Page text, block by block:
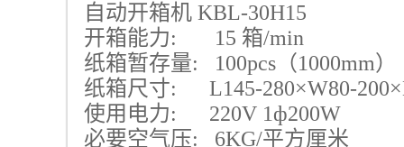
自动开箱机 KBL-30H15
开箱能力: 15 箱/min
纸箱暂存量: 100pcs （1000mm）
纸箱尺寸: L145-280×W80-
使用电力: 220V 1ф200W
必要空气压: 6KG/平方厘米